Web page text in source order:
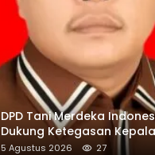
DPD Tani Merdeka
Dukung Ketegasan
Kepala SPPG
5 Agustus 2026 27